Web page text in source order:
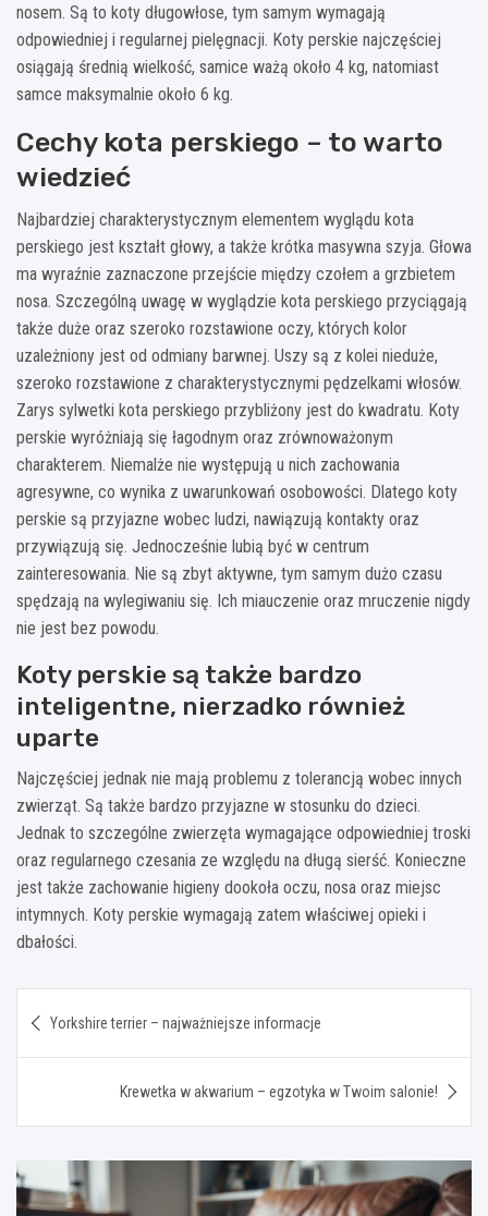
nosem. Są to koty długowłose, tym samym wymagają
odpowiedniej i regularnej pielęgnacji. Koty perskie najczęściej
osiągają średnią wielkość, samice ważą około 4 kg, natomiast
samce maksymalnie około 6 kg.
Cechy kota perskiego – to warto
wiedzieć
Najbardziej charakterystycznym elementem wyglądu kota
perskiego jest kształt głowy, a także krótka masywna szyja. Głowa
ma wyraźnie zaznaczone przejście między czołem a grzbietem
nosa. Szczególną uwagę w wyglądzie kota perskiego przyciągają
także duże oraz szeroko rozstawione oczy, których kolor
uzależniony jest od odmiany barwnej. Uszy są z kolei nieduże,
szeroko rozstawione z charakterystycznymi pędzelkami włosów.
Zarys sylwetki kota perskiego przybliżony jest do kwadratu. Koty
perskie wyróżniają się łagodnym oraz zrównoważonym
charakterem. Niemalże nie występują u nich zachowania
agresywne, co wynika z uwarunkowań osobowości. Dlatego koty
perskie są przyjazne wobec ludzi, nawiązują kontakty oraz
przywiązują się. Jednocześnie lubią być w centrum
zainteresowania. Nie są zbyt aktywne, tym samym dużo czasu
spędzają na wylegiwaniu się. Ich miauczenie oraz mruczenie nigdy
nie jest bez powodu.
Koty perskie są także bardzo
inteligentne, nierzadko również
uparte
Najczęściej jednak nie mają problemu z tolerancją wobec innych
zwierząt. Są także bardzo przyjazne w stosunku do dzieci.
Jednak to szczególne zwierzęta wymagające odpowiedniej troski
oraz regularnego czesania ze względu na długą sierść. Konieczne
jest także zachowanie higieny dookoła oczu, nosa oraz miejsc
intymnych. Koty perskie wymagają zatem właściwej opieki i
dbałości.
wpisu
Yorkshire terrier – najważniejsze informacje
Krewetka w akwarium – egzotyka w Twoim salonie!